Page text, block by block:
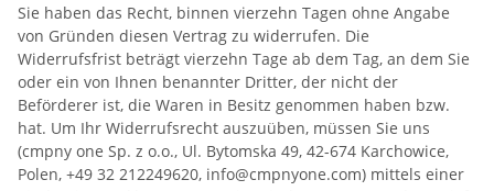
Sie haben das Recht, binnen vierzehn Tagen ohne Angabe
von Gründen diesen Vertrag zu widerrufen. Die
Widerrufsfrist beträgt vierzehn Tage ab dem Tag, an dem Sie
oder ein von Ihnen benannter Dritter, der nicht der
Beförderer ist, die Waren in Besitz genommen haben bzw.
hat. Um Ihr Widerrufsrecht auszuüben, müssen Sie uns
(cmpny one Sp. z o.o., Ul. Bytomska 49, 42-674 Karchowice,
Polen, +49 32 212249620, info@cmpnyone.com) mittels einer